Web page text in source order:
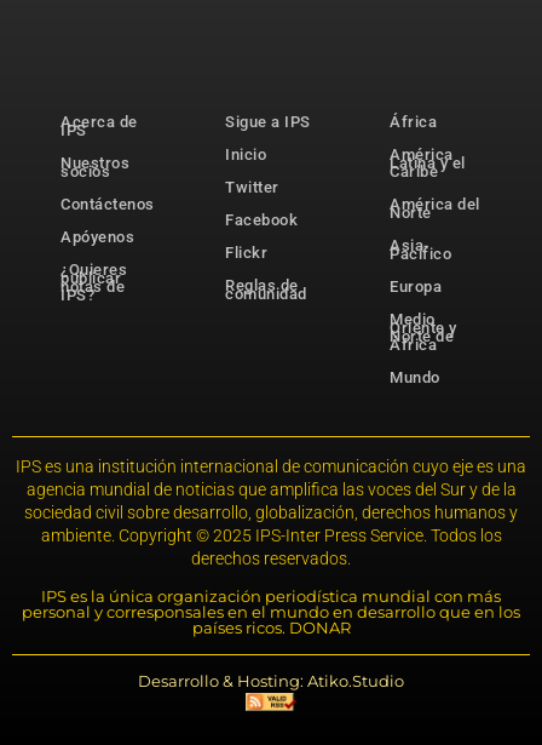
Acerca de
IPS
Nuestros
socios
Contáctenos
Apóyenos
¿Quieres
publicar
notas de
IPS?
Sigue a IPS
Inicio
Twitter
Facebook
Flickr
Reglas de
comunidad
África
América
Latina y el
Caribe
América del
Norte
Asia-
Pacífico
Europa
Medio
Oriente y
Norte de
África
Mundo
IPS es una institución internacional de comunicación cuyo eje es una
agencia mundial de noticias que amplifica las voces del Sur y de la
sociedad civil sobre desarrollo, globalización, derechos humanos y
ambiente. Copyright © 2025 IPS-Inter Press Service. Todos los
derechos reservados.
IPS es la única organización periodística mundial con más
personal y corresponsales en el mundo en desarrollo que en los
países ricos. DONAR
Desarrollo & Hosting: Atiko.Studio